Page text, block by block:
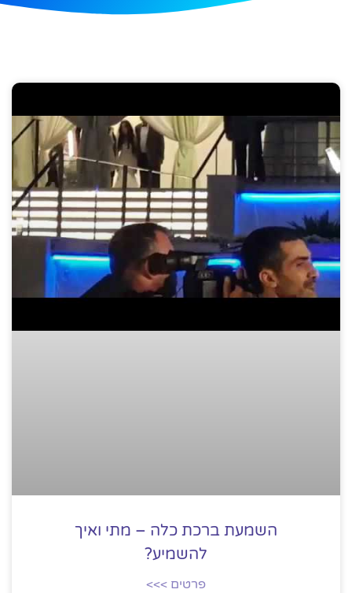
השמעת ברכת כלה – מתי ואיך
להשמיע?
פרטים >>>